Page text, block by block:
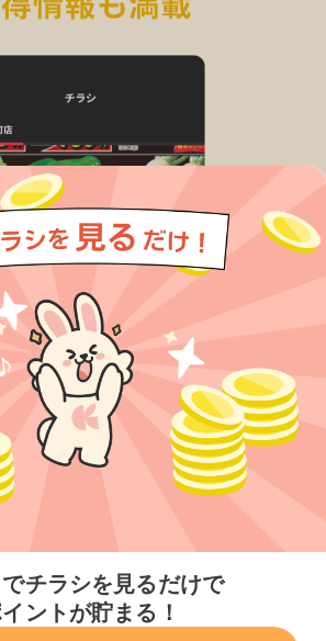
チラシを見るだけで
ントが貯まる！